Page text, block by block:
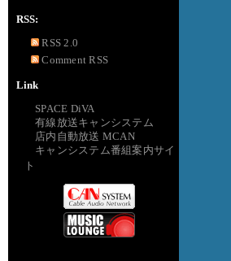
RSS:
RSS 2.0
Comment RSS
Link
SPACE DiVA
有線放送キャンシステム
店内自動放送 MCAN
キャンシステム番組案内サイ
ト